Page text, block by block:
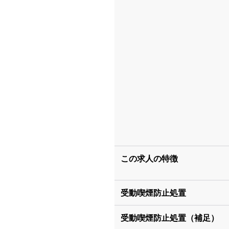
この求人の特徴
受動喫煙防止処置
受動喫煙防止処置（補足）